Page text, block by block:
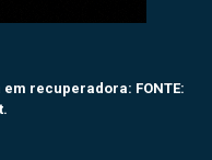
recuperadora: FONTE: